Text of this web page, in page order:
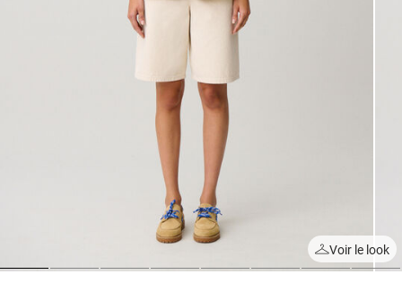
Voir le look